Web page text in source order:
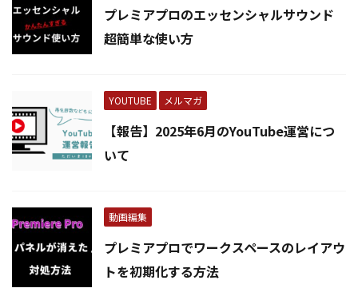
プレミアプロのエッセンシャルサウンド
超簡単な使い方
YOUTUBE メルマガ
【報告】2025年6月のYouTube運営につ
いて
動画編集
プレミアプロでワークスペースのレイアウ
トを初期化する方法